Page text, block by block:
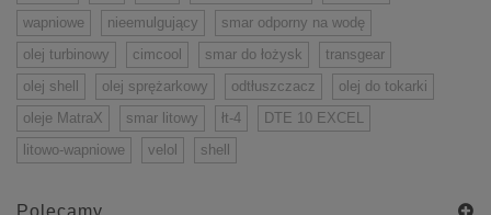
wapniowe
nieemulgujący
smar odporny na wodę
olej turbinowy
cimcool smar do łożysk
transgear
olej shell
olej sprężarkowy odtłuszczacz
olej do tokarki
oleje MatraX
smar litowy łt-4
DTE 10 EXCEL
litowo-wapniowe
velol shell
Polecamy